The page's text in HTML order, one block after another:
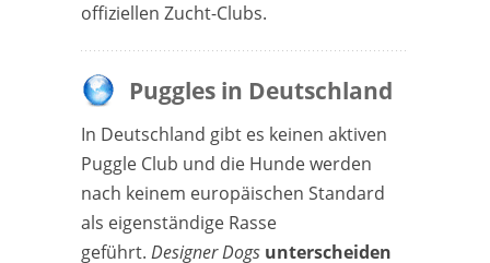
offiziellen Zucht-Clubs.
Puggles in Deutschland
In Deutschland gibt es keinen aktiven
Puggle Club und die Hunde werden
nach keinem europäischen Standard
als eigenständige Rasse
geführt. Designer Dogs unterscheiden